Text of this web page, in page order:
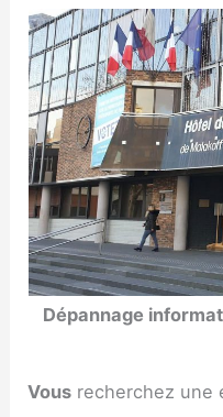
Dépannage
Vous recherchez une